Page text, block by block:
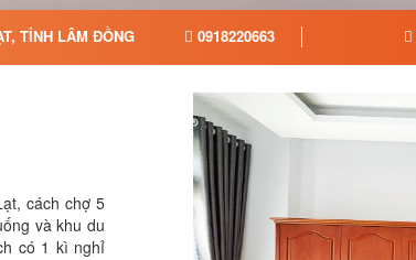
TỈNH LÂM ĐỒNG 0918220663
cách chợ 5
và khu du
có 1 kì nghỉ